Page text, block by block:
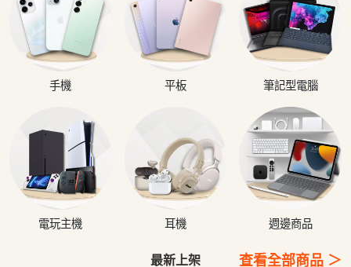
手機 平板 筆記型電腦
電玩主機 耳機 週邊商品
最新上架 查看全部商品 ＞